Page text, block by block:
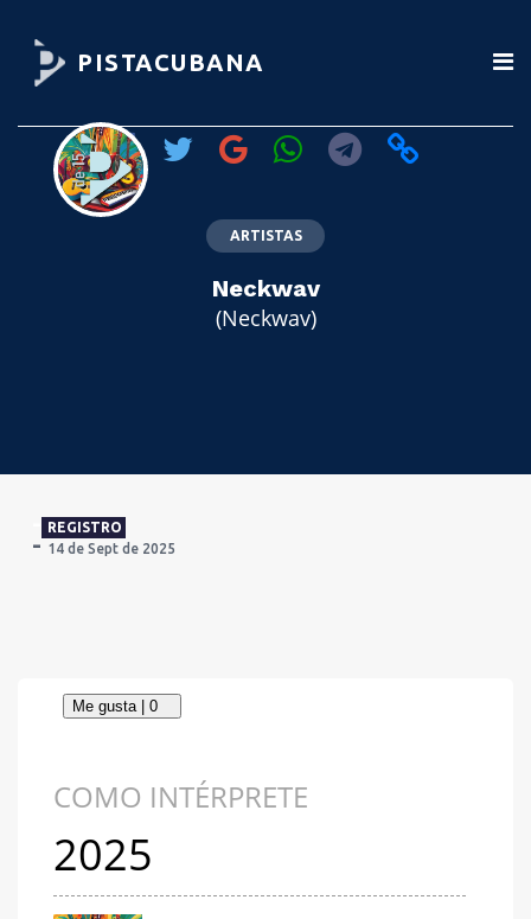
PISTACUBANA
ARTISTAS
Neckwav
(Neckwav)
REGISTRO
14 de Sept de 2025
COMO INTÉRPRETE
2025